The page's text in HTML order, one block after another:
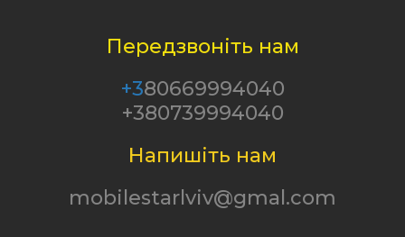
Передзвоніть нам
+380669994040
+380739994040
Напишіть нам
mobilestarlviv@gmal.com